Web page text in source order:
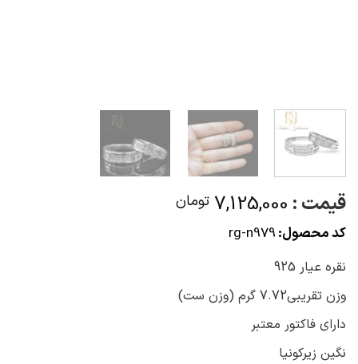
قیمت : 7,125,000 تومان
کد محصول:rg-n979
نقره عیار 925
وزن تقریبی7.72 گرم (وزن ست)
دارای فاکتور معتبر
نگین زیرکونیا